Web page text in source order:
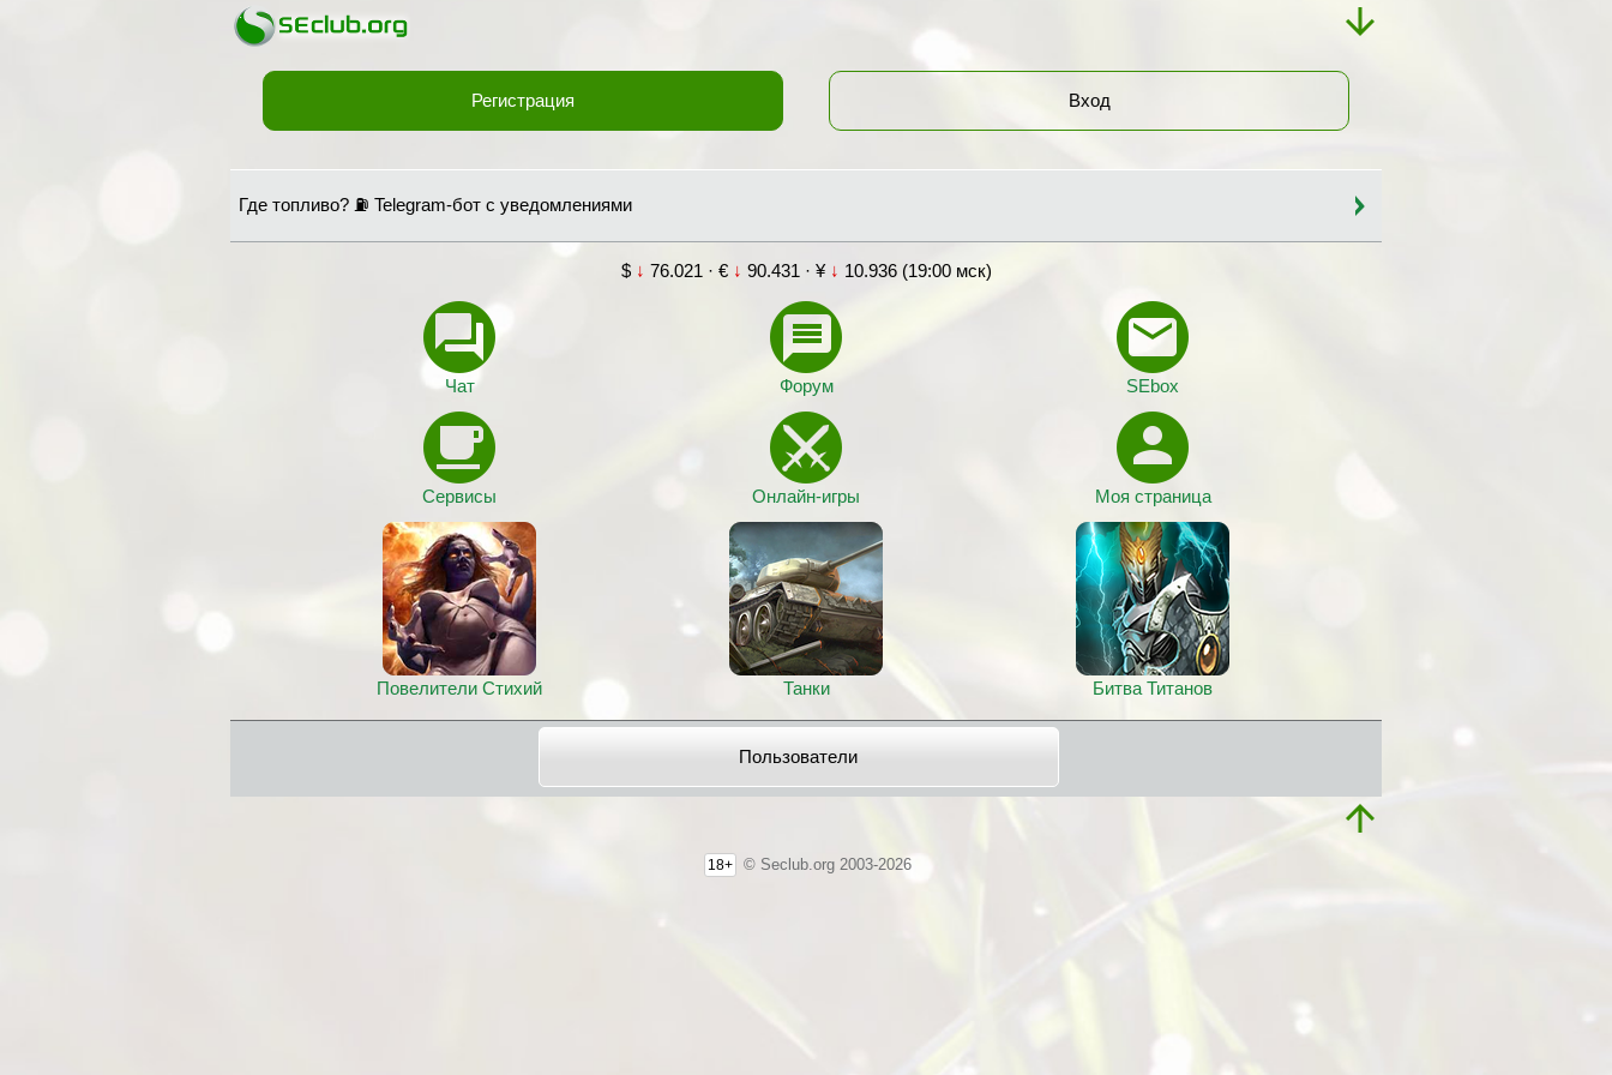
Регистрация Вход
Где топливо? ⛽ Telegram-бот с уведомлениями
$ ↓ 76.021 · € ↓ 90.431 · ¥ ↓ 10.936 (19:00 мск)
Чат Форум SEbox
Сервисы Онлайн-игры Моя страница
Повелители Стихий Танки Битва Титанов
Пользователи
18+ © Seclub.org 2003-2026